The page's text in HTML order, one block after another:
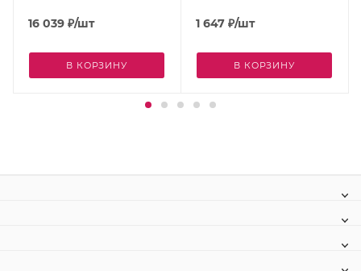
16 039 ₽/шт
В КОРЗИНУ
1 647 ₽/шт
В КОРЗИНУ